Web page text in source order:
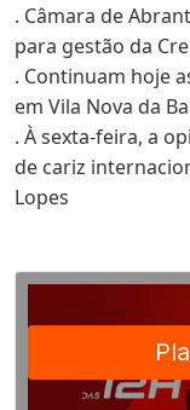
. Câmara de
para gestão da
. Continuam hoje
em Vila Nova da
. À sexta-feira, a
de cariz
Lopes